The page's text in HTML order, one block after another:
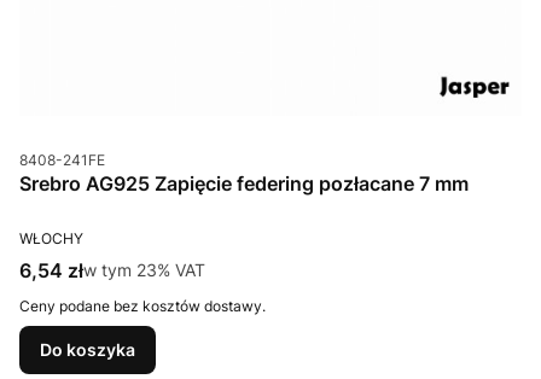
Kod produktu
8408-241FE
Srebro AG925 Zapięcie federing pozłacane 7 mm
PRODUCENT
WŁOCHY
Cena brutto
6,54 złw tym %s VAT
w tym 23% VAT
Ceny podane bez kosztów dostawy.
Do koszyka